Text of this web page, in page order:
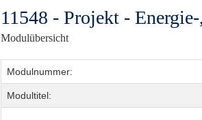
11548 - Projekt -
Modulübersicht
Modulnummer:
Modultitel: